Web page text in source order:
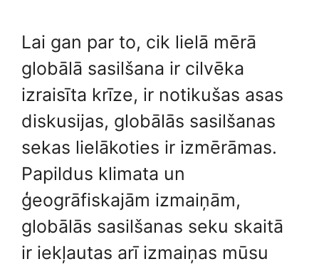
Lai gan par to, cik lielā mērā
globālā sasilšana ir cilvēka
izraisīta krīze, ir notikušas asas
diskusijas, globālās sasilšanas
sekas lielākoties ir izmērāmas.
Papildus klimata un
ģeogrāfiskajām izmaiņām,
globālās sasilšanas seku skaitā
ir iekļautas arī izmaiņas mūsu